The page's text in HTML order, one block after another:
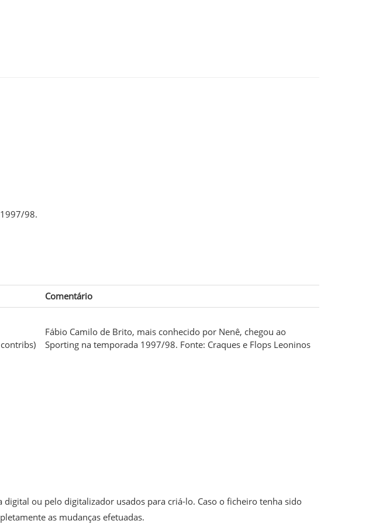
98.
Comentário
contribs)
Fábio Camilo de Brito, mais conhecido por Nenê, chegou ao
Sporting na temporada 1997/98. Fonte: Craques e Flops Leoninos
ou pelo digitalizador usados para criá-lo. Caso o ficheiro tenha sido
as mudanças efetuadas.